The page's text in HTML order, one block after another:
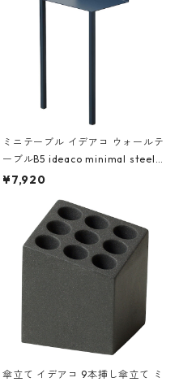
ミニテーブル イデアコ ウォールテ
ーブルB5 ideaco minimal steel f
urniture WALL Table B5 ネイビー
¥7,920
傘立て イデアコ 9本挿し傘立て ミ